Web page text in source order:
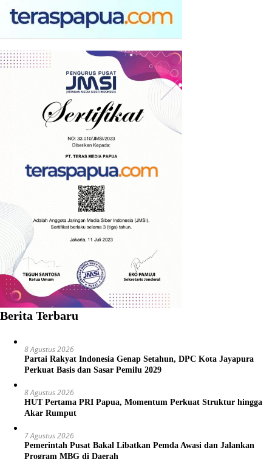
Berita Terbaru
8 Agustus 2026
Partai Rakyat Indonesia Genap Setahun, DPC Kota Jayapura
Perkuat Basis dan Sasar Pemilu 2029
8 Agustus 2026
HUT Pertama PRI Papua, Momentum Perkuat Struktur hingga
Akar Rumput
7 Agustus 2026
Pemerintah Pusat Bakal Libatkan Pemda Awasi dan Jalankan
Program MBG di Daerah